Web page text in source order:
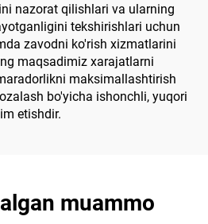
nazorat qilishlari va ularning
tekshirishlari uchun
zavodni ko'rish xizmatlarini
maqsadimiz xarajatlarni
maksimallashtirish
bo'yicha ishonchli, yuqori
etishdir.
muammo